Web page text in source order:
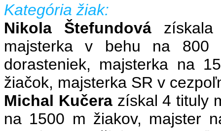
Kategória žiak:
Nikola Štefundová
majsterka v behu na 800
dorasteniek, majsterka na
žiačok, majsterka SR v
Michal Kučera získal 4 tituly
na 1500 m žiakov, majster